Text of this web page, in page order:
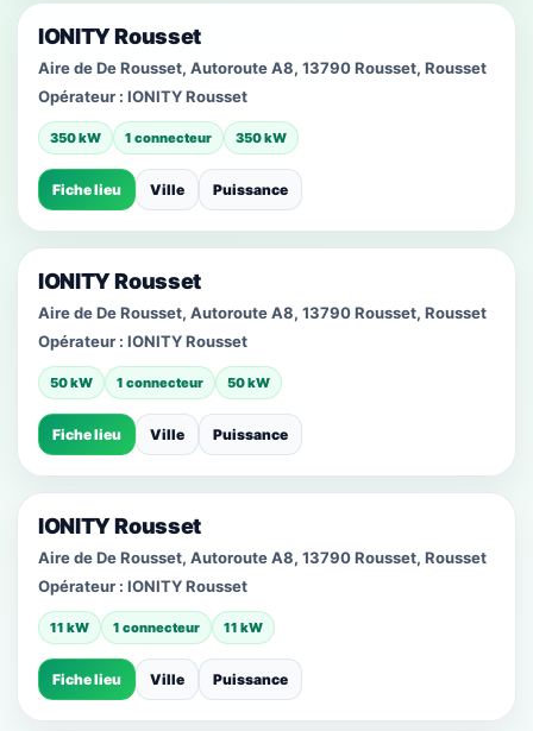
IONITY Rousset
Aire de De Rousset, Autoroute A8, 13790 Rousset, Rousset
Opérateur : IONITY Rousset
350 kW 1 connecteur 350 kW
Fiche lieu Ville Puissance
IONITY Rousset
Aire de De Rousset, Autoroute A8, 13790 Rousset, Rousset
Opérateur : IONITY Rousset
50 kW 1 connecteur 50 kW
Fiche lieu Ville Puissance
IONITY Rousset
Aire de De Rousset, Autoroute A8, 13790 Rousset, Rousset
Opérateur : IONITY Rousset
11 kW 1 connecteur 11 kW
Fiche lieu Ville Puissance